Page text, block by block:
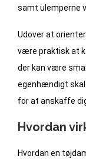
samt ulemperne
Udover at
være praktisk at
der kan være
egenhændigt skal
for at anskaffe
Hvordan
Hvordan en